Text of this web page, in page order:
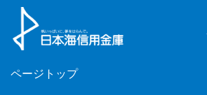
ページトップ